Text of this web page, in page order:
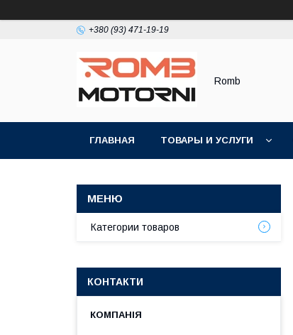
+380 (93) 471-19-19
Romb
ГЛАВНАЯ ТОВАРЫ И УСЛУГИ
Категории товаров
КОНТАКТИ